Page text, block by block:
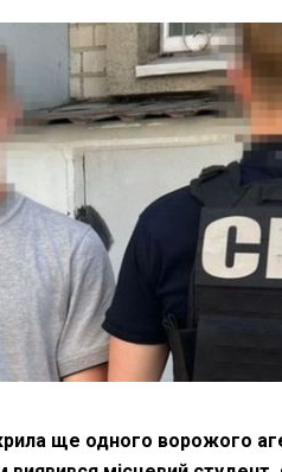
ще одного ворожого